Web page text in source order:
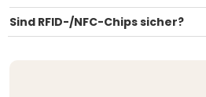
Sind RFID-/NFC-Chips sicher?